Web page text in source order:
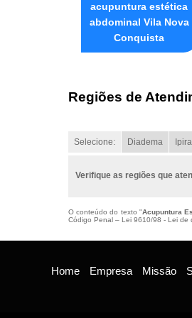
acupuntura estética
abdominal Vila Nova
Conquista
Regiões de
Selecione: Diadema
Verifique as regiões que
O conteúdo do texto "Acupuntura
Código Penal – Lei 9610/98 - Lei de
Home Empresa Missão